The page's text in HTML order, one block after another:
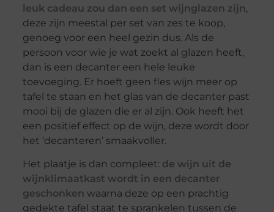
leuk cadeau zou dan een set wijnglazen zijn,
deze zijn meestal per set van zes te koop,
genoeg voor een heel gezin dus. Als de
persoon voor wie je wat zoekt al glazen heeft,
dan is een decanter een hele leuke
toevoeging. Er hoeft geen fles wijn meer op
tafel te staan en het glas van de decanter past
mooi bij de glazen die er al zijn. Ook heeft het
een positief effect op de wijn, deze wordt door
het ‘decanteren’ smaakvoller.
Het plaatje is dan compleet: de wijn uit de
wijnklimaatkast wordt in een decanter
geschonken waarna deze op een prachtig
gedekte tafel staat te sprankelen tussen de